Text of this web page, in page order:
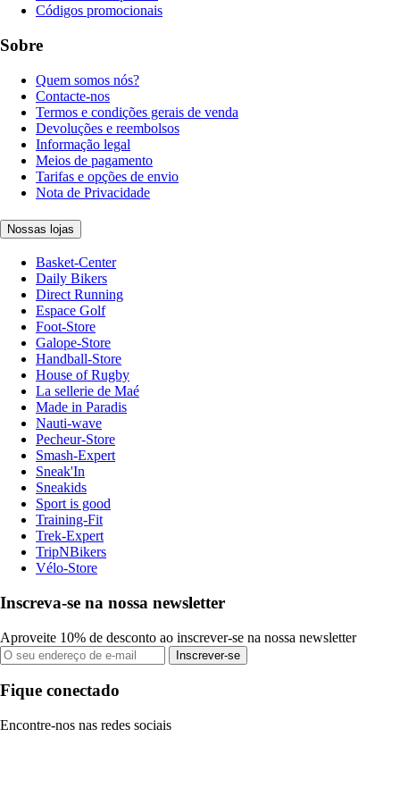
Códigos promocionais
Sobre
Quem somos nós?
Contacte-nos
Termos e condições gerais de venda
Devoluções e reembolsos
Informação legal
Meios de pagamento
Tarifas e opções de envio
Nota de Privacidade
Nossas lojas
Basket-Center
Daily Bikers
Direct Running
Espace Golf
Foot-Store
Galope-Store
Handball-Store
House of Rugby
La sellerie de Maé
Made in Paradis
Nauti-wave
Pecheur-Store
Smash-Expert
Sneak'In
Sneakids
Sport is good
Training-Fit
Trek-Expert
TripNBikers
Vélo-Store
Inscreva-se na nossa newsletter
Aproveite 10% de desconto ao inscrever-se na nossa newsletter
Inscrever-se
Fique conectado
Encontre-nos nas redes sociais